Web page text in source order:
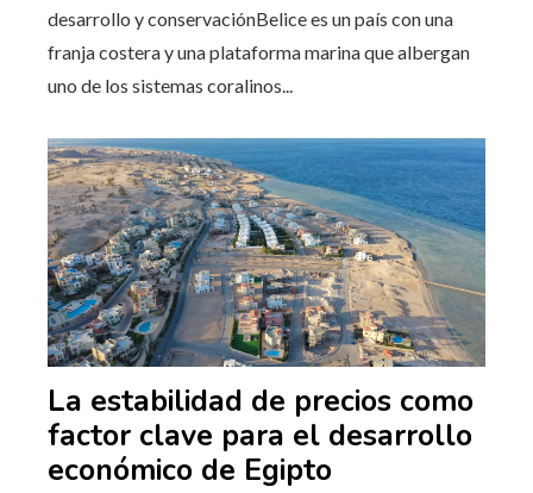
desarrollo y conservaciónBelice es un país con una
franja costera y una plataforma marina que albergan
uno de los sistemas coralinos...
La estabilidad de precios como
factor clave para el desarrollo
económico de Egipto